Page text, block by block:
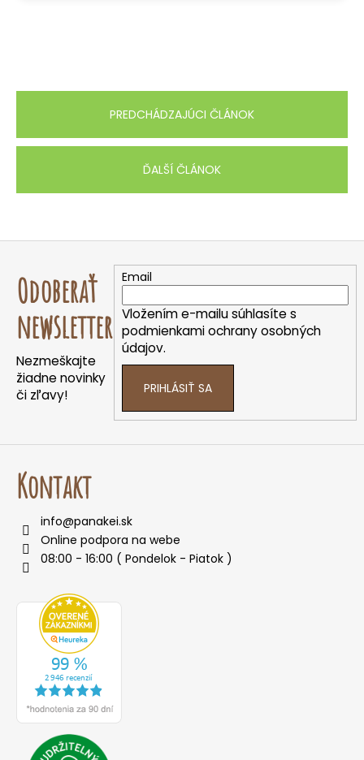
PREDCHÁDZAJÚCI ČLÁNOK
ĎALŠÍ ČLÁNOK
Z
Odoberať
newsletter
Nezmeškajte
žiadne novinky
či zľavy!
Email
Vložením e-mailu súhlasíte s
podmienkami ochrany osobných
údajov.
PRIHLÁSIŤ SA
Kontakt
info@panakei.sk
Online podpora na webe
08:00 - 16:00 ( Pondelok - Piatok )